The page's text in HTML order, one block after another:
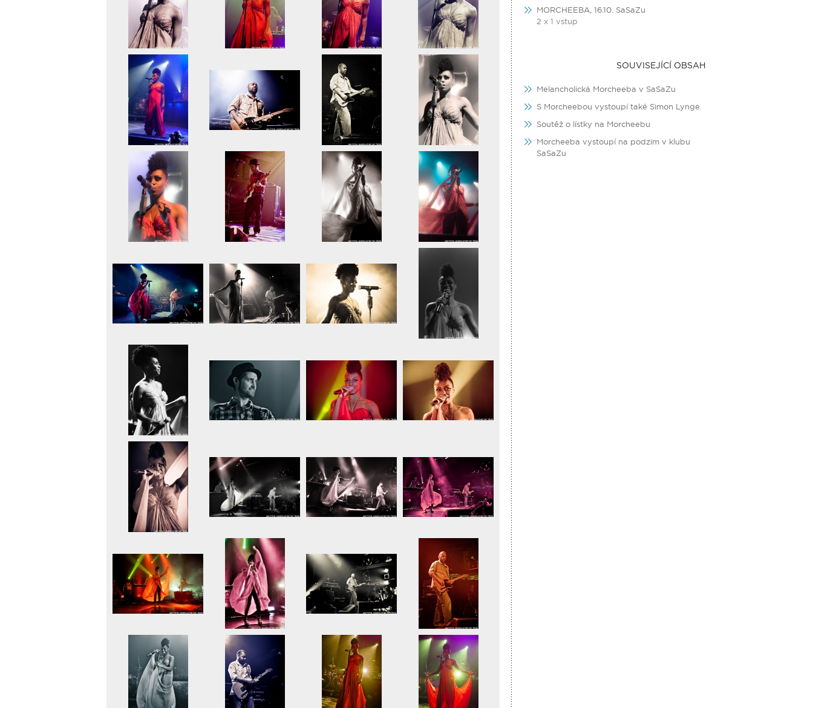
MORCHEEBA, 16.10. SaSaZu
2 x 1 vstup
SOUVISEJÍCÍ OBSAH
Melancholická Morcheeba v SaSaZu
S Morcheebou vystoupí také Simon Lynge
Soutěž o lístky na Morcheebu
Morcheeba vystoupí na podzim v klubu
SaSaZu